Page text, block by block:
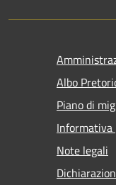
Albo
Piano di
Informativa
Note legali